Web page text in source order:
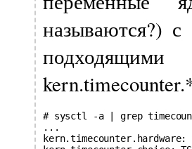
называются?)
# sysctl -a | grep
...
kern.timecounter.hardware: